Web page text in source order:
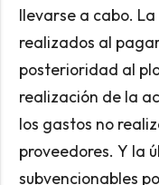
llevarse a cabo.
realizados al
posterioridad al
realización de la
los gastos no
proveedores. Y la
subvencionables